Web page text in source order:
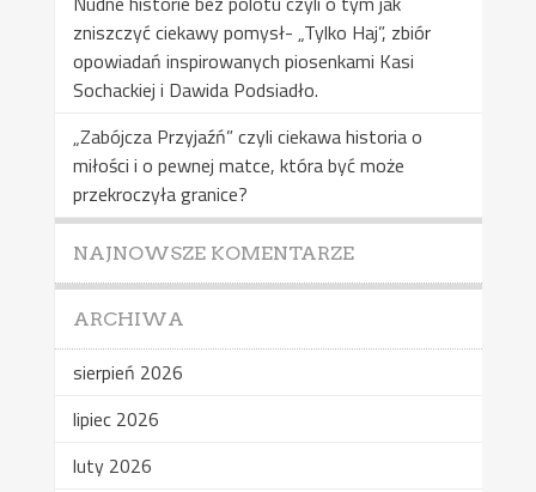
zniszczyć ciekawy pomysł- „Tylko Haj”, zbiór
opowiadań inspirowanych piosenkami Kasi
Sochackiej i Dawida Podsiadło.
„Zabójcza Przyjaźń” czyli ciekawa historia o
miłości i o pewnej matce, która być może
przekroczyła granice?
NAJNOWSZE KOMENTARZE
ARCHIWA
sierpień 2026
lipiec 2026
luty 2026